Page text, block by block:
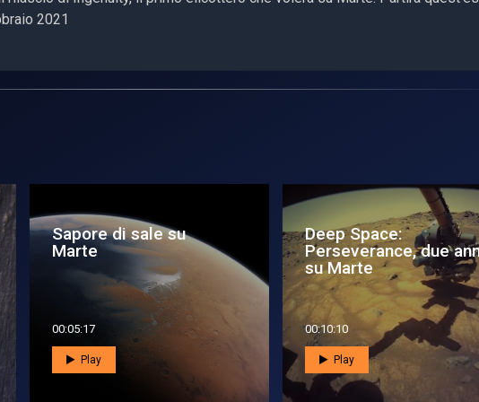
2021
Deep Space:
Perseverance, due anni
su Marte
00:10:10
Play
20 anni
di Spirit e Opportunity
su...
00:02:24
Play